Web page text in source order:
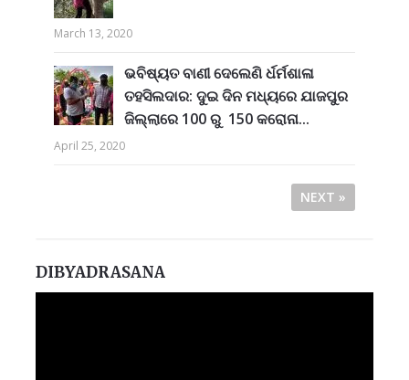
March 13, 2020
ଭବିଷ୍ୟତ ବାଣୀ ଦେଲେଣି ର୍ଧର୍ମଶାଳା
ତହସିଲଦାର: ଦୁଇ ଦିନ ମଧ୍ୟରେ ଯାଜପୁର
ଜିଲ୍ଲାରେ 100 ରୁ 150 କରୋନା...
April 25, 2020
NEXT »
DIBYADRASANA